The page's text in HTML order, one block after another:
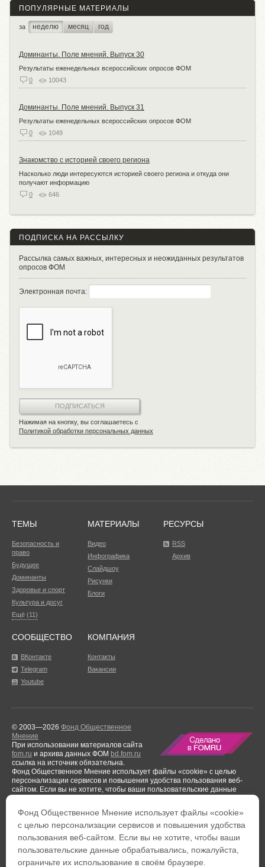
ПОПУЛЯРНЫЕ МАТЕРИАЛЫ
за неделю месяц год
Доминанты. Поле мнений. Выпуск 30
Результаты еженедельных всероссийских опросов ФОМ
0
10043
Доминанты. Поле мнений. Выпуск 31
Результаты еженедельных всероссийских опросов ФОМ
0
1049
Знакомство с историей своего региона
Насколько люди интересуются историей своего региона и откуда они
получают информацию
0
646
ПОДПИСКА НА РАССЫЛКУ
Рассылка самых важных, интересных и неожиданных результатов
опросов ФОМ
Электронная почта:
ПОДПИСАТЬСЯ
Нажимая на кнопку, вы соглашаетесь с
Политикой обработки персональных данных
ТЕМЫ
Безопасность и
право
Будущее
Доминанты
Здоровье и спорт
Культура и досуг
Ещё (11)
МАТЕРИАЛЫ
Видео
Инфографика
Слайдшоу
Рисунки
Блоги
РЕСУРСЫ
RSS
Архив
СООБЩЕСТВО
ВКонтакте
Telegram
Youtube
КОМПАНИЯ
Контакты
Вакансии
© 2003—2026 Фонд Общественное
Мнение
При использовании материалов сайта
fom.ru и архива данных ФОМ bd.fom.ru
ссылка на источник обязательна.
Фонд Общественное Мнение использует файлы «cookie» с целью
персонализации сервисов и повышения удобства пользования веб-
сайтом. Если вы не хотите, чтобы ваши пользовательские данные
Результаты аудиторской проверкиза период с 1 января по 31 декабря
2021 года.
Тел. +7 (495) 653-82-32
Тел. 8 (800) 444-53-24
Факс: +7 (495) 653-82-02
Обратная связь
Фонд Общественное Мнение использует файлы «cookie»
с целью персонализации сервисов и повышения удобства
пользования веб-сайтом. Если вы не хотите, чтобы ваши
пользовательские данные обрабатывались, пожалуйста,
ограничьте их использование в своём браузере.